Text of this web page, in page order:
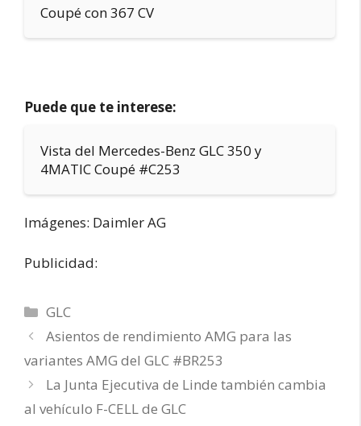
Coupé con 367 CV
Puede que te interese:
Vista del Mercedes-Benz GLC 350 y
4MATIC Coupé #C253
Imágenes: Daimler AG
Publicidad:
Categorías
GLC
Asientos de rendimiento AMG para las
variantes AMG del GLC #BR253
La Junta Ejecutiva de Linde también cambia
al vehículo F-CELL de GLC